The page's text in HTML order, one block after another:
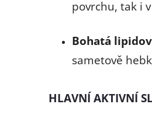
povrchu, tak i
Bohatá
sametově
HLAVNÍ AKTIVNÍ